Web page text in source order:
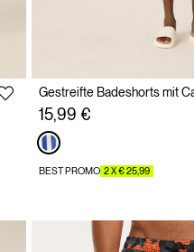
15,99 €
BEST PROMO 2 X € 25,99